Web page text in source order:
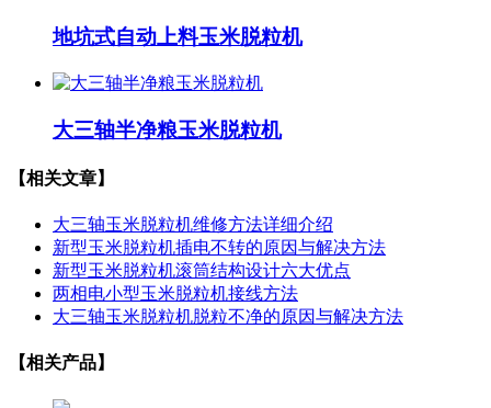
地坑式自动上料玉米脱粒机
大三轴半净粮玉米脱粒机
【相关文章】
大三轴玉米脱粒机维修方法详细介绍
新型玉米脱粒机插电不转的原因与解决方法
新型玉米脱粒机滚筒结构设计六大优点
两相电小型玉米脱粒机接线方法
大三轴玉米脱粒机脱粒不净的原因与解决方法
【相关产品】